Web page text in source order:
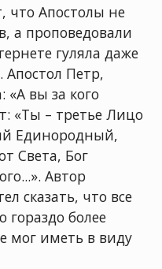
что Апостолы не
а проповедовали
гуляла даже
Апостол Петр,
«А вы за кого
«Ты – третье Лицо
Единородный,
Света, Бог
Автор
сказать, что все
гораздо более
мог иметь в виду